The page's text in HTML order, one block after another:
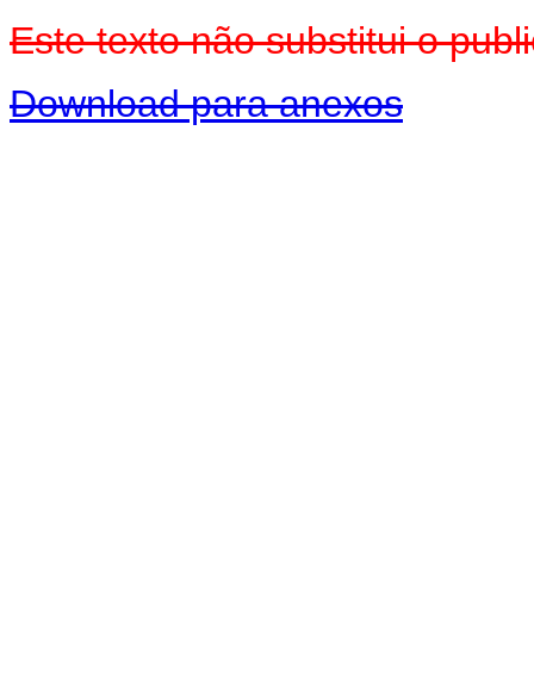
Este texto não substitui o
Download para anexos